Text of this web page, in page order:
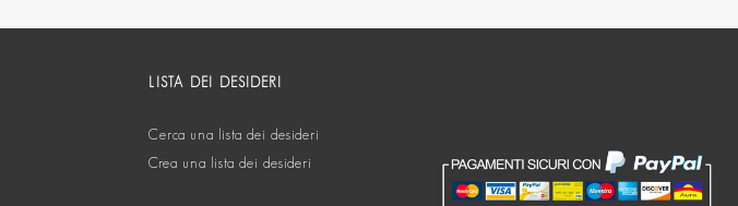
LISTA DEI DESIDERI
Cerca una lista dei desideri
Crea una lista dei desideri